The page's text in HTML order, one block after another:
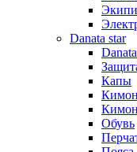
Danata star
Капы
Обувь